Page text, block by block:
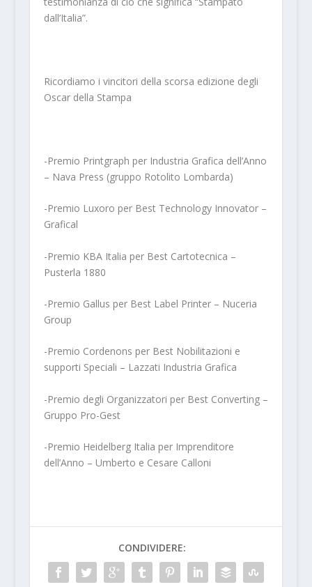
dall’Italia”.
Ricordiamo i vincitori della scorsa edizione degli
Oscar della Stampa
-Premio Printgraph per Industria Grafica dell’Anno
– Nava Press (gruppo Rotolito Lombarda)
-Premio Luxoro per Best Technology Innovator –
Grafical
-Premio KBA Italia per Best Cartotecnica –
Pusterla 1880
-Premio Gallus per Best Label Printer – Nuceria
Group
-Premio Cordenons per Best Nobilitazioni e
supporti Speciali – Lazzati Industria Grafica
-Premio degli Organizzatori per Best Converting –
Gruppo Pro-Gest
-Premio Heidelberg Italia per Imprenditore
dell’Anno – Umberto e Cesare Calloni
CONDIVIDERE: